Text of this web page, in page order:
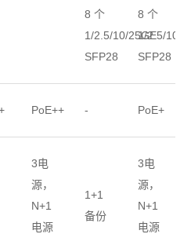
8 个
1/2.5/10/25GE
SFP28
8 个
1/2.5/10/
SFP28
PoE++ - PoE+
3电
源，
N+1
电源
1+1
备份
3电
源，
N+1
电源